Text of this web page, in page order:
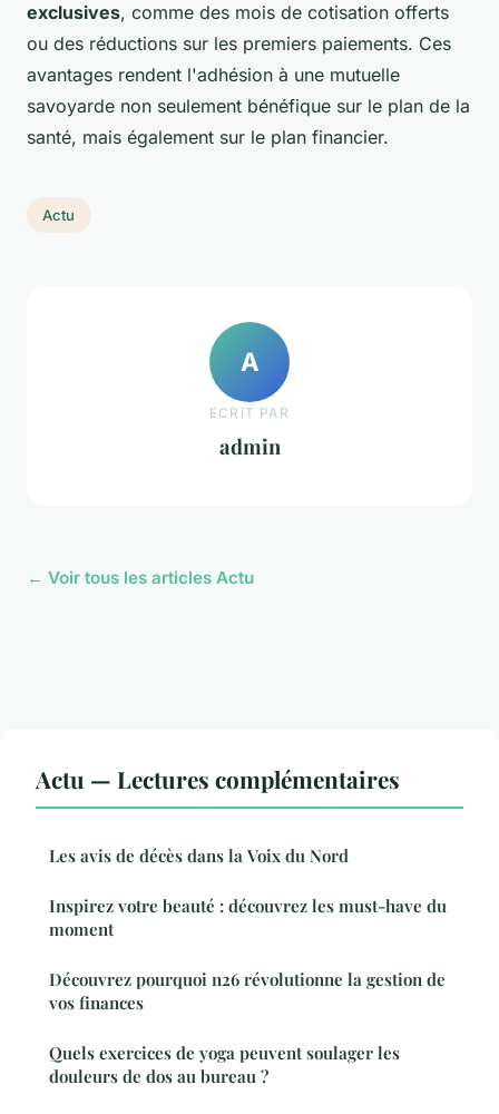
exclusives, comme des mois de cotisation offerts
ou des réductions sur les premiers paiements. Ces
avantages rendent l'adhésion à une mutuelle
savoyarde non seulement bénéfique sur le plan de la
santé, mais également sur le plan financier.
Actu
A
ECRIT PAR
admin
← Voir tous les articles Actu
Actu — Lectures complémentaires
Les avis de décès dans la Voix du Nord
Inspirez votre beauté : découvrez les must-have du
moment
Découvrez pourquoi n26 révolutionne la gestion de
vos finances
Quels exercices de yoga peuvent soulager les
douleurs de dos au bureau ?